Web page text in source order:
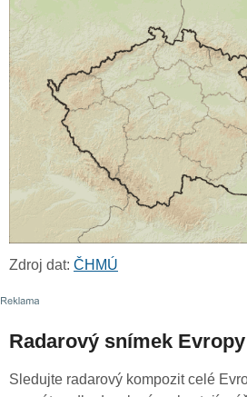
Zdroj dat: ČHMÚ
Radarový snímek Evropy
Sledujte radarový kompozit celé